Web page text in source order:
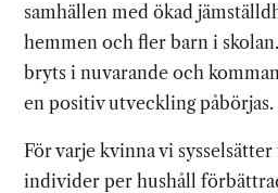
samhällen med ökad
hemmen och fler barn i
bryts i nuvarande och
en positiv utveckling påbörjas.
För varje kvinna vi
individer per hushåll